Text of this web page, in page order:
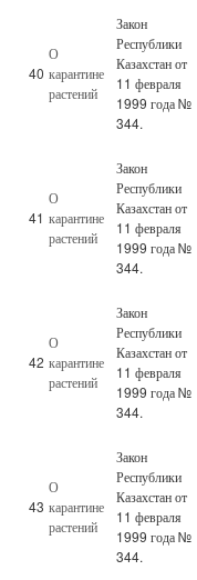
40
О
карантине
растений
Закон
Республики
Казахстан от
11 февраля
1999 года №
344.
41
О
карантине
растений
Закон
Республики
Казахстан от
11 февраля
1999 года №
344.
42
О
карантине
растений
Закон
Республики
Казахстан от
11 февраля
1999 года №
344.
43
О
карантине
растений
Закон
Республики
Казахстан от
11 февраля
1999 года №
344.